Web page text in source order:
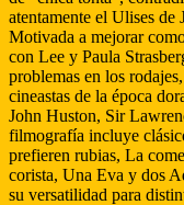
atentamente el Ulises de
Motivada a mejorar
con Lee y Paula
problemas en los
cineastas de la época
John Huston, Sir
filmografía incluye
prefieren rubias, La
corista, Una Eva y dos
su versatilidad para